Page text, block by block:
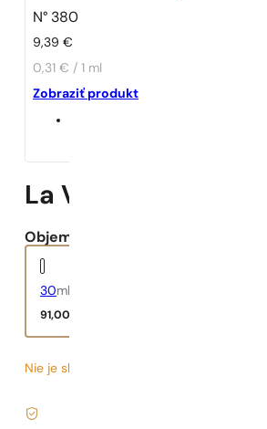
N° 380
9,39€
0,31 € / 1 ml
Zobraziť produkt
La Vie Est Belle
Objem:
30ml
91,00
Nie je skladom